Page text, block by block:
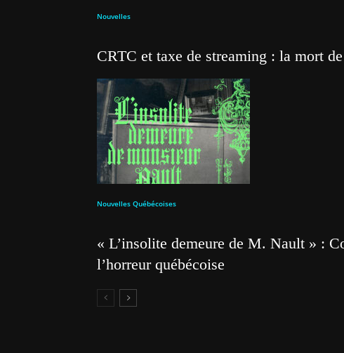
Nouvelles
CRTC et taxe de streaming : la mort
Nouvelles Québécoises
« L’insolite demeure de M. Nault » :
l’horreur québécoise